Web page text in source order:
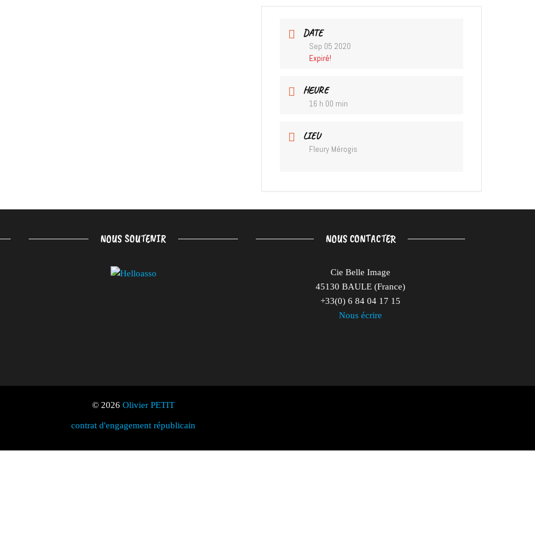
DATE
Sep 05 2020
Expiré!
HEURE
16 h 00 min
LIEU
Fleury Mérogis
NOUS SOUTENIR NOUS CONTACTER
Cie Belle Image
45130 BAULE (France)
+33(0) 6 84 04 17 15
Nous écrire
© 2026 Olivier PETIT
contrat d'engagement républicain